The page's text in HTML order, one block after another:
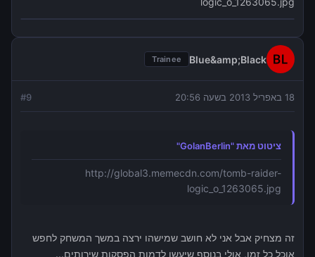
Blue&amp;Black
Trainee
18 באפריל 2013 בשעה 20:56 #9
ציטוט מאת "GolanBerlin"
http://global3.memecdn.com/tomb-raider-
logic_o_1263065.jpg
זה מצחיק אבל אני לא חושב שמישהו ירצה במשך המשחק לחפש
אוכל כל זמן, אולי בנוסף שיעשו לדמות הפסקות שירותים...